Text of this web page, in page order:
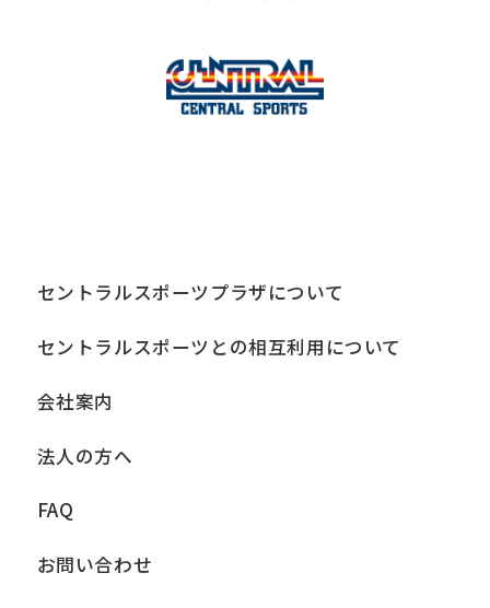
セントラルスポーツプラザについて
セントラルスポーツとの相互利用について
会社案内
法人の方へ
FAQ
お問い合わせ